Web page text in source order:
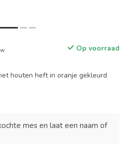
Op voorraad
houten heft in oranje gekleurd
mes en laat een naam of